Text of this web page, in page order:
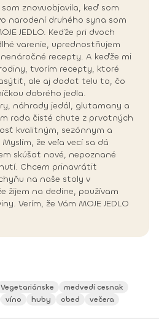
znovuobjavila, keď som
narodení druhého syna som
JEDLO. Keďže pri dvoch
varenie, uprednostňujem
recepty. A keďže mi
tvorím recepty, ktoré
ale aj dodať telu to, čo
dobrého jedla.
náhrady jedál, glutamany a
rada čisté chute z prvotných
kvalitným, sezónnym a
že veľa vecí sa dá
skúšať nové, nepoznané
Chcem prinavrátiť
na naše stoly v
žijem na dedine, používam
Verím, že Vám MOJE JEDLO
Vegetariánske
medvedí cesnak
víno huby obed
večera